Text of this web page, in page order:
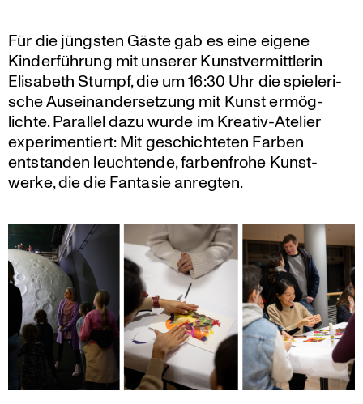
Für die jüngsten Gäste gab es eine eigene
Kinder­füh­rung mit unserer Kunst­ver­mitt­lerin
Elisabeth Stumpf, die um 16:30 Uhr die spiele­ri­
sche Ausein­an­der­set­zung mit Kunst ermög­
lichte. Parallel dazu wurde im Kreativ-Atelier
experi­men­tiert: Mit geschich­teten Farben
entstanden leuch­tende, farben­frohe Kunst­
werke, die die Fantasie anregten.